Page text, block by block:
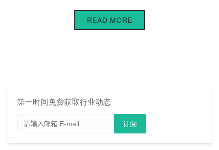
READ MORE
第一时间免费获取行业动态